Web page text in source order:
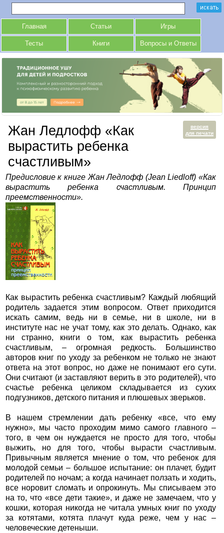
Главная Статьи Игры
Тесты Книги Вопросы и Ответы
версия
для печати
Жан Ледлофф «Как
вырастить ребенка
счастливым»
Предисловие к книге Жан Ледлофф (Jean Liedloff) «Как
вырастить ребенка счастливым. Принцип
преемственности».
Как вырастить ребенка счастливым? Каждый любящий
родитель задается этим вопросом. Ответ приходится
искать самим, ведь ни в семье, ни в школе, ни в
институте нас не учат тому, как это делать. Однако, как
ни странно, книги о том, как вырастить ребенка
счастливым, – огромная редкость. Большинство
авторов книг по уходу за ребенком не только не знают
ответа на этот вопрос, но даже не понимают его сути.
Они считают (и заставляют верить в это родителей), что
счастье ребенка целиком складывается из сухих
подгузников, детского питания и плюшевых зверьков.
В нашем стремлении дать ребенку «все, что ему
нужно», мы часто проходим мимо самого главного –
того, в чем он нуждается не просто для того, чтобы
выжить, но для того, чтобы вырасти счастливым.
Привычным является мнение о том, что ребенок для
молодой семьи – большое испытание: он плачет, будит
родителей по ночам; а когда начинает ползать и ходить,
все норовит сломать и опрокинуть. Мы списываем это
на то, что «все дети такие», и даже не замечаем, что у
кошки, которая никогда не читала умных книг по уходу
за котятами, котята плачут куда реже, чем у нас –
человеческие детеныши.